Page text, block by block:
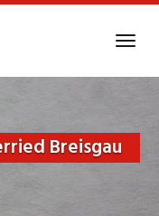
Breisgau